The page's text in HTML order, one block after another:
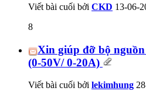
Viết bài cuối bởi CKD 13-06-
8
Xin giúp đỡ bộ
(0-50V/ 0-20A)
Viết bài cuối bởi lekimhung